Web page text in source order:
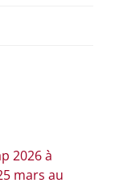
2026 à
mars au